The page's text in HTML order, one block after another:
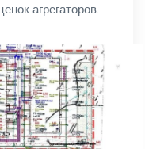
агрегаторов.